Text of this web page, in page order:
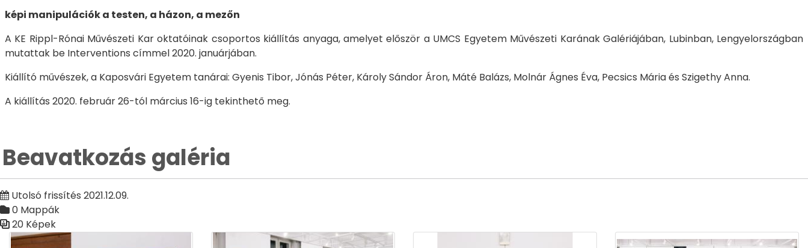
képi manipulációk a testen, a házon, a mezőn
A KE Rippl-Rónai Művészeti Kar oktatóinak csoportos kiállítás anyaga, amelyet először a UMCS Egyetem Művészeti Karának Galériájában, Lubinban, Lengyelországban
mutattak be Interventions címmel 2020. januárjában.
Kiállító művészek, a Kaposvári Egyetem tanárai: Gyenis Tibor, Jónás Péter, Károly Sándor Áron, Máté Balázs, Molnár Ágnes Éva, Pecsics Mária és Szigethy Anna.
A kiállítás 2020. február 26-tól március 16-ig tekinthető meg.
Beavatkozás galéria
Utolsó frissítés 2021.12.09.
0 Mappák
20 Képek
Médiatár